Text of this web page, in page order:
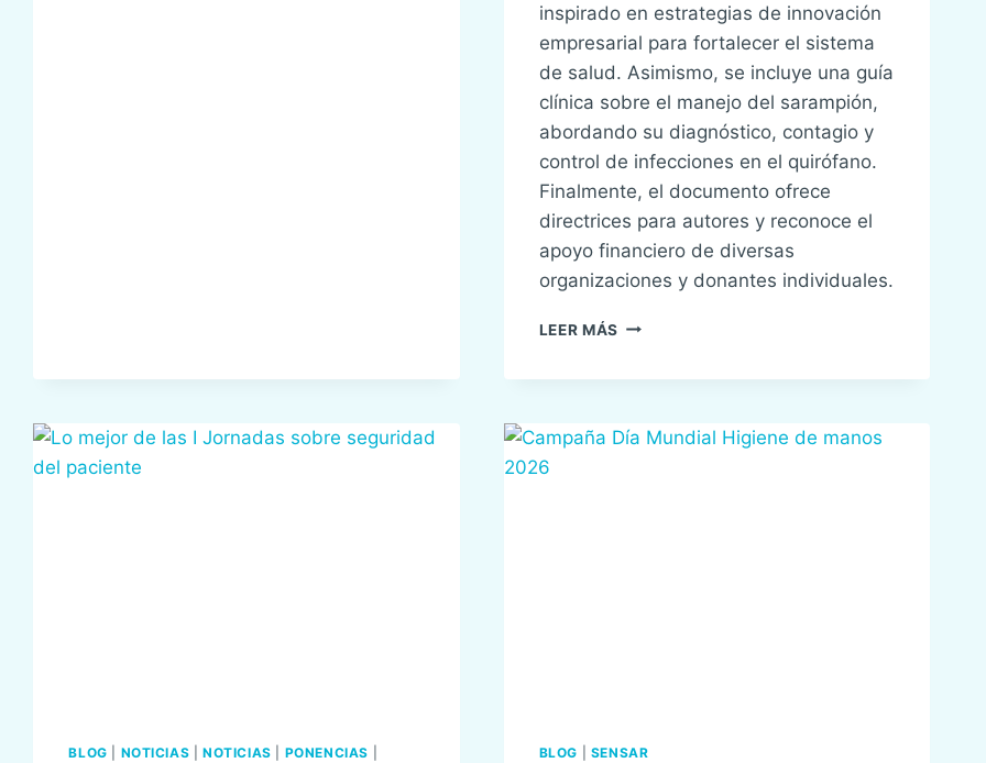
inspirado en estrategias de innovación
empresarial para fortalecer el sistema
de salud. Asimismo, se incluye una guía
clínica sobre el manejo del sarampión,
abordando su diagnóstico, contagio y
control de infecciones en el quirófano.
Finalmente, el documento ofrece
directrices para autores y reconoce el
apoyo financiero de diversas
organizaciones y donantes individuales.
LEER MÁS BOLETÍN
PARTICIPACIÓN
BLOG NOTICIAS |NOTICIAS PONENCIAS BLOG SENSAR